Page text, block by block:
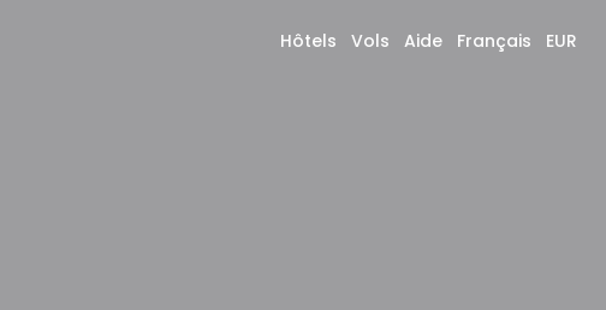
Hôtels Vols Aide Français EUR